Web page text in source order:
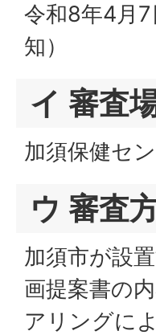
令和8年4月
知）
イ 審査
加須保健セ
ウ 審査
加須市が設
画提案書の
アリングに